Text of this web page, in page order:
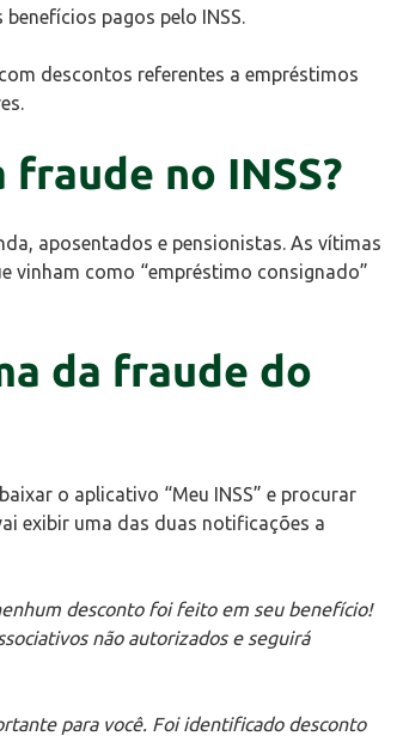
pagos pelo INSS.
descontos referentes a empréstimos
no INSS?
aposentados e pensionistas. As vítimas
vinham como “empréstimo consignado”
da fraude do
o aplicativo “Meu INSS” e procurar
exibir uma das duas notificações a
desconto foi feito em seu benefício!
não autorizados e seguirá
para você. Foi identificado desconto